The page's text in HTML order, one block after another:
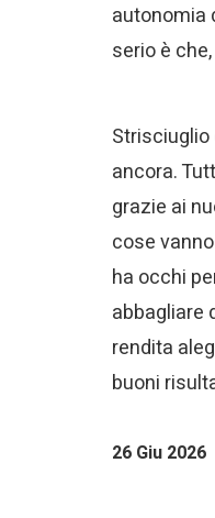
autonomia
serio è
ancora.
grazie ai
cose
ha occhi
abbagliare
rendita
buoni
26 Giu 2026